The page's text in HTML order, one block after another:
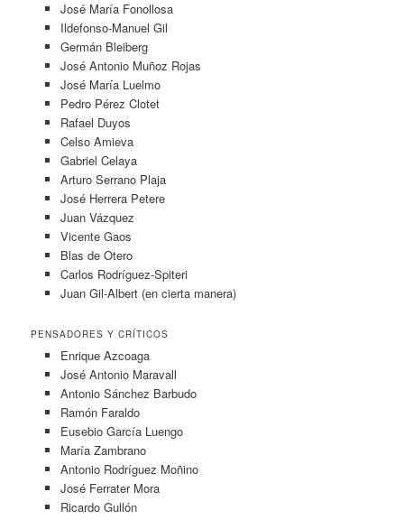
José María Fonollosa
Ildefonso-Manuel Gil
Germán Bleiberg
José Antonio Muñoz Rojas
José María Luelmo
Pedro Pérez Clotet
Rafael Duyos
Celso Amieva
Gabriel Celaya
Arturo Serrano Plaja
José Herrera Petere
Juan Vázquez
Vicente Gaos
Blas de Otero
Carlos Rodríguez-Spiteri
Juan Gil-Albert (en cierta manera)
PENSADORES Y CRÍTICOS
Enrique Azcoaga
José Antonio Maravall
Antonio Sánchez Barbudo
Ramón Faraldo
Eusebio García Luengo
María Zambrano
Antonio Rodríguez Moñino
José Ferrater Mora
Ricardo Gullón